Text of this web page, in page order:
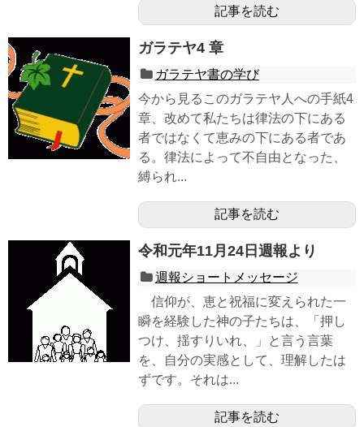
記事を読む
ガラテヤ4 章
ガラテヤ書の学び
今から見るこのガラテヤ人への手紙4
章、改めて私たちは律法の下にある
者ではなくて恵みの下にある者であ
る。律法によって不自由となった、
縛られ...
記事を読む
令和元年11月24日週報より
週報ショートメッセージ
信仰が、恵と祝福に変えられた一
瞬を経験した神の子たちは、「押し
つけ、揺すりいれ、」と言う言葉
を、自分の実感として、理解したは
ずです。それは...
記事を読む